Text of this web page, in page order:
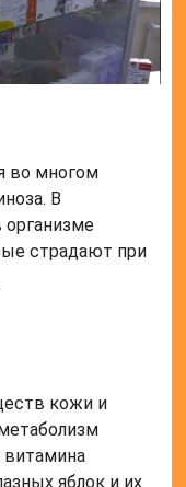
во многом
В
страдают при
кожи и
яблок и их